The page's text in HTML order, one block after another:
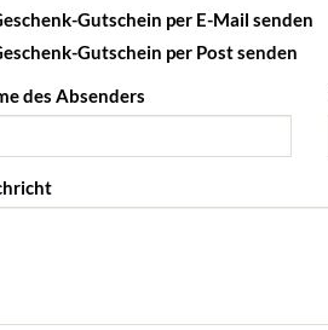
Gutschein per E-Mail senden
Gutschein per Post senden
des Absenders